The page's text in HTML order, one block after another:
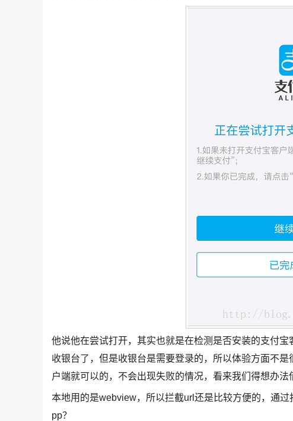
他说他在尝试打开，其实也就是在检测是否安装的支付
收银台了，但是收银台是需要登录的，所以体验方面不
户端就可以的，不会出现失败的情况，看来我们得想办法
本地用的是webview，所以拦截url还是比较方便的，通
pp？